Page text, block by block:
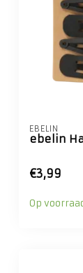
EBELIN
ebelin
€3,99
Op